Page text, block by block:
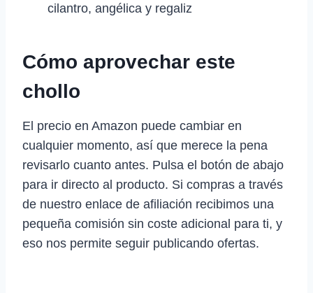
cilantro, angélica y regaliz
Cómo aprovechar este
chollo
El precio en Amazon puede cambiar en
cualquier momento, así que merece la pena
revisarlo cuanto antes. Pulsa el botón de abajo
para ir directo al producto. Si compras a través
de nuestro enlace de afiliación recibimos una
pequeña comisión sin coste adicional para ti, y
eso nos permite seguir publicando ofertas.